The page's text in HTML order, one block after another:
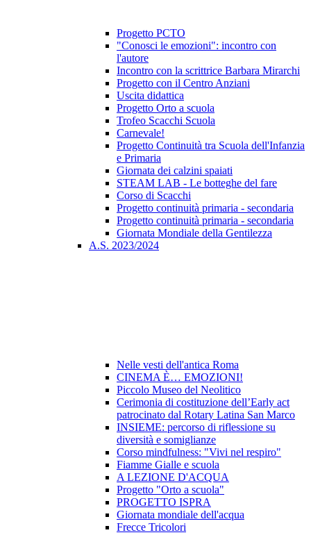
Progetto PCTO
"Conosci le emozioni": incontro con
l'autore
Incontro con la scrittrice Barbara Mirarchi
Progetto con il Centro Anziani
Uscita didattica
Progetto Orto a scuola
Trofeo Scacchi Scuola
Carnevale!
Progetto Continuità tra Scuola dell'Infanzia
e Primaria
Giornata dei calzini spaiati
STEAM LAB - Le botteghe del fare
Corso di Scacchi
Progetto continuità primaria - secondaria
Progetto continuità primaria - secondaria
Giornata Mondiale della Gentilezza
A.S. 2023/2024
Nelle vesti dell'antica Roma
CINEMA È… EMOZIONI!
Piccolo Museo del Neolitico
Cerimonia di costituzione dell’Early act
patrocinato dal Rotary Latina San Marco
INSIEME: percorso di riflessione su
diversità e somiglianze
Corso mindfulness: "Vivi nel respiro"
Fiamme Gialle e scuola
A LEZIONE D'ACQUA
Progetto "Orto a scuola"
PROGETTO ISPRA
Giornata mondiale dell'acqua
Frecce Tricolori